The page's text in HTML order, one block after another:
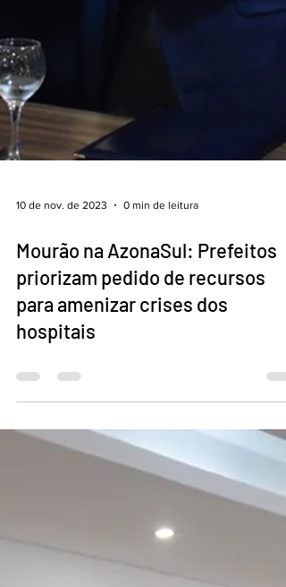
10 de nov. de 2023 0 min de leitura
Mourão na AzonaSul: Prefeitos
para amenizar crises dos
hospitais